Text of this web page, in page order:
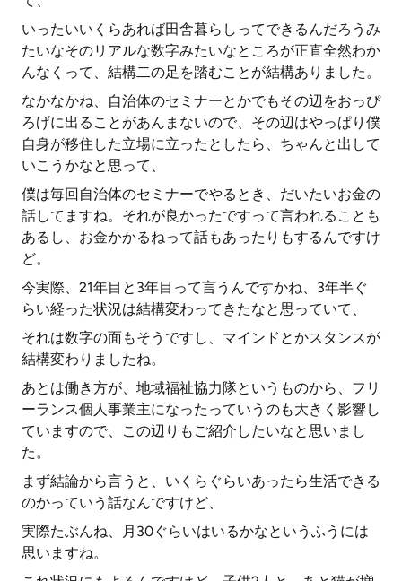
いったいいくらあれば田舎暮らしってできるんだろうみ
たいなそのリアルな数字みたいなところが正直全然わか
んなくって、結構二の足を踏むことが結構ありました。
なかなかね、自治体のセミナーとかでもその辺をおっぴ
ろげに出ることがあんまないので、その辺はやっぱり僕
自身が移住した立場に立ったとしたら、ちゃんと出して
いこうかなと思って、
僕は毎回自治体のセミナーでやるとき、だいたいお金の
話してますね。それが良かったですって言われることも
あるし、お金かかるねって話もあったりもするんですけ
ど。
今実際、21年目と3年目って言うんですかね、3年半ぐ
らい経った状況は結構変わってきたなと思っていて、
それは数字の面もそうですし、マインドとかスタンスが
結構変わりましたね。
あとは働き方が、地域福祉協力隊というものから、フリ
ーランス個人事業主になったっていうのも大きく影響し
ていますので、この辺りもご紹介したいなと思いまし
た。
まず結論から言うと、いくらぐらいあったら生活できる
のかっていう話なんですけど、
実際たぶんね、月30ぐらいはいるかなというふうには
思いますね。